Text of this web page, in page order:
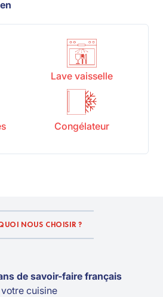
Lave vaisselle
Congélateur
NOUS CHOISIR ?
de savoir-faire français
cuisine